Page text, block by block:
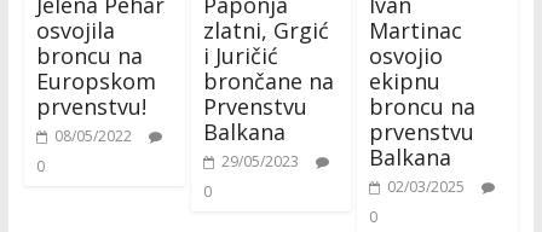
osvojila
broncu na
Europskom
prvenstvu!
08/05/2022
0
zlatni, Grgić
i Juričić
brončane na
Prvenstvu
Balkana
29/05/2023
0
Martinac
osvojio
ekipnu
broncu na
prvenstvu
Balkana
02/03/2025
0